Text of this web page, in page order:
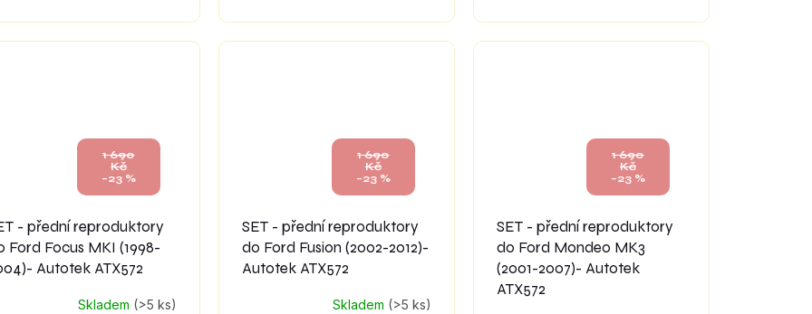
reproduktorů.
maximálně zefektivní zvuk
reproduktorů.
maximálně zefektivní zvuk
reproduktorů. Koaxiální...
1 690
Kč
–23 %
- přední reproduktory
Ford Focus MKI (1998-
Autotek ATX572
Skladem (>5 ks)
1 690
Kč
–23 %
SET - přední reproduktory
do Ford Fusion (2002-2012)-
Autotek ATX572
Skladem (>5 ks)
1 690
Kč
–23 %
SET - přední reproduktory
do Ford Mondeo MK3
(2001-2007)- Autotek
ATX572